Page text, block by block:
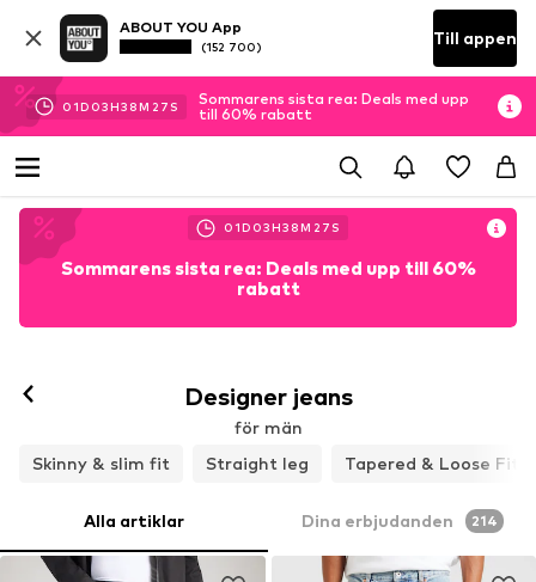
ABOUT YOU App
(152 700) Till appen
01D 03H38M 24 S
Sommarens sista rea: Deals med upp
till 60% rabatt
01D 03H38M 24 S
Sommarens sista rea: Deals med upp till 60%
rabatt
Designer jeans
för män
Skinny & slim fit
Straight leg Tapered & Loose Fit
Alla artiklar Dina erbjudanden 214